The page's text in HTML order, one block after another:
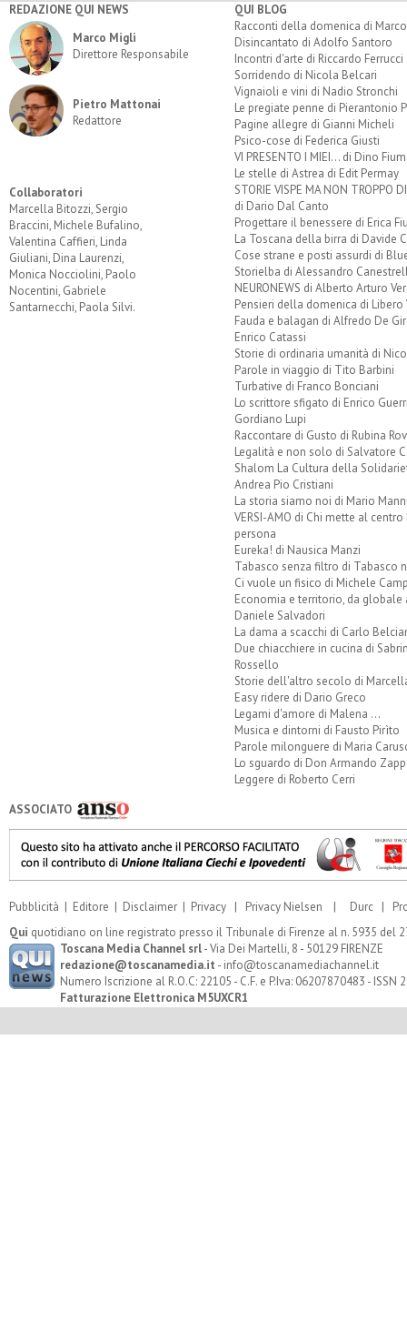
REDAZIONE QUI NEWS
Marco Migli
Direttore Responsabile
Pietro Mattonai
Redattore
Collaboratori
Marcella Bitozzi, Sergio
Braccini, Michele Bufalino,
Valentina Caffieri, Linda
Giuliani, Dina Laurenzi,
Monica Nocciolini, Paolo
Nocentini, Gabriele
Santarnecchi, Paola Silvi.
QUI BLOG
Racconti della domenica di
Disincantato di Adolfo Santoro
Incontri d'arte di Riccardo Ferrucci
Sorridendo di Nicola Belcari
Vignaioli e vini di Nadio Stronchi
Le pregiate penne di Pierantonio
Pagine allegre di Gianni Micheli
Psico-cose di Federica Giusti
VI PRESENTO I MIEI... di Dino
Le stelle di Astrea di Edit Permay
STORIE VISPE MA NON TROPPO
di Dario Dal Canto
Progettare il benessere di Erica
La Toscana della birra di Davide
Cose strane e posti assurdi di
Storielba di Alessandro
NEURONEWS di Alberto Arturo
Pensieri della domenica di Libero
Fauda e balagan di Alfredo De
Enrico Catassi
Storie di ordinaria umanità di
Parole in viaggio di Tito Barbini
Turbative di Franco Bonciani
Lo scrittore sfigato di Enrico
Gordiano Lupi
Raccontare di Gusto di Rubina
Legalità e non solo di Salvatore
Shalom La Cultura della
Andrea Pio Cristiani
La storia siamo noi di Mario
VERSI-AMO di Chi mette al centro
persona
Eureka! di Nausica Manzi
Tabasco senza filtro di Tabasco
Ci vuole un fisico di Michele
Economia e territorio, da globale
Daniele Salvadori
La dama a scacchi di Carlo
Due chiacchiere in cucina di
Rossello
Storie dell'altro secolo di
Easy ridere di Dario Greco
Legami d'amore di Malena ...
Musica e dintorni di Fausto Pirìto
Parole milonguere di Maria
Lo sguardo di Don Armando
Leggere di Roberto Cerri
ASSOCIATO
Pubblicità | Editore | Disclaimer | Privacy | Privacy Nielsen | Durc |
Qui quotidiano on line registrato presso il Tribunale di Firenze al n. 5935 del
Toscana Media Channel srl- Via Dei Martelli, 8 - 50129 FIRENZE
redazione@toscanamedia.it - info@toscanamediachannel.it
Numero Iscrizione al R.O.C: 22105 - C.F. e P.Iva: 06207870483 - ISSN
Fatturazione Elettronica M5UXCR1